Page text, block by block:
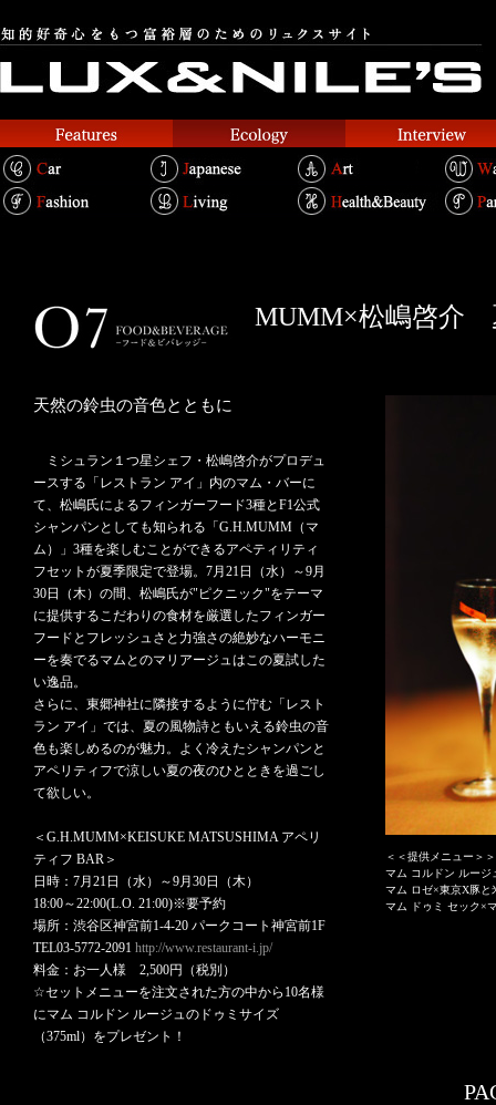
MUMM×松嶋啓介
天然の鈴虫の音色とともに
ミシュラン１つ星シェフ・松嶋啓介がプロデュ
ースする「レストラン アイ」内のマム・バーに
て、松嶋氏によるフィンガーフード3種とF1公式
シャンパンとしても知られる「G.H.MUMM（マ
ム）」3種を楽しむことができるアペティリティ
フセットが夏季限定で登場。7月21日（水）～9月
30日（木）の間、松嶋氏が"ピクニック"をテーマ
に提供するこだわりの食材を厳選したフィンガー
フードとフレッシュさと力強さの絶妙なハーモニ
ーを奏でるマムとのマリアージュはこの夏試した
い逸品。
さらに、東郷神社に隣接するように佇む「レスト
ラン アイ」では、夏の風物詩ともいえる鈴虫の音
色も楽しめるのが魅力。よく冷えたシャンパンと
アペリティフで涼しい夏の夜のひとときを過ごし
て欲しい。
＜G.H.MUMM×KEISUKE MATSUSHIMA アペリ
ティフ BAR＞
日時：7月21日（水）～9月30日（木）
18:00～22:00(L.O. 21:00)※要予約
場所：渋谷区神宮前1-4-20 パークコート神宮前1F
TEL03-5772-2091 http://www.restaurant-i.jp/
料金：お一人様 2,500円（税別）
☆セットメニューを注文された方の中から10名様
にマム コルドン ルージュのドゥミサイズ
（375ml）をプレゼント！
＜＜提供メニュー＞＞
マム コルドン ルージ
マム ロゼ×東京X豚と
マム ドゥミ セック×